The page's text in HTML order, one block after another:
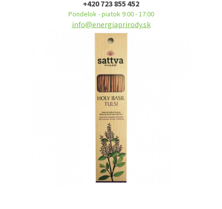
+420 723 855 452
Pondelok - piatok 9:00 - 17:00
info@energiaprirody.sk